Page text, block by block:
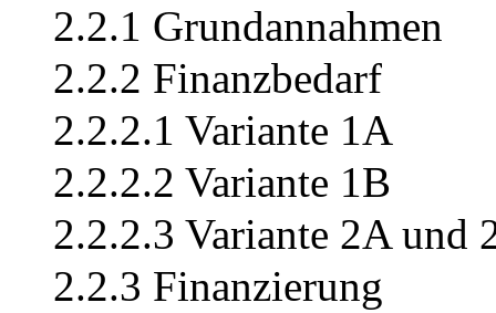
2.2.1 Grundannahmen
2.2.2 Finanzbedarf
2.2.2.1 Variante 1A
2.2.2.2 Variante 1B
2.2.2.3 Variante 2A und
2.2.3 Finanzierung